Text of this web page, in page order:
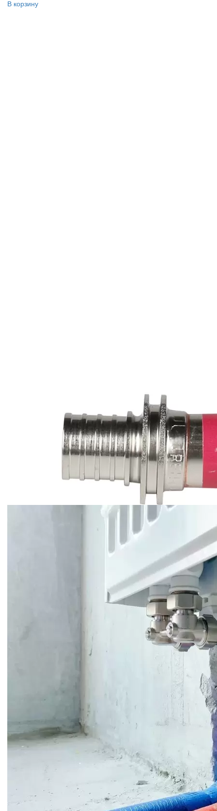
В корзину